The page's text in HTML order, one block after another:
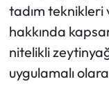
tadım teknikleri
hakkında
nitelikli
uygulamalı